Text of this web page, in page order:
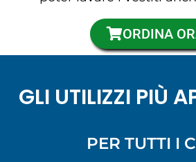
ORDINA
GLI UTILIZZI PIÙ
PER TUTTI I